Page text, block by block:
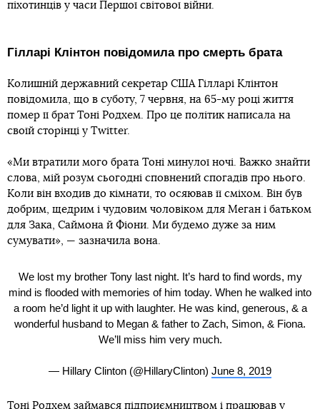
піхотинців у часи Першої світової війни.
Гілларі Клінтон повідомила про смерть брата
Колишній державний секретар США Гілларі Клінтон
повідомила, що в суботу, 7 червня, на 65-му році життя
помер її брат Тоні Родхем. Про це політик написала на
своїй сторінці у Twitter.
«Ми втратили мого брата Тоні минулої ночі. Важко знайти
слова, мій розум сьогодні сповнений спогадів про нього.
Коли він входив до кімнати, то осяював її сміхом. Він був
добрим, щедрим і чудовим чоловіком для Меган і батьком
для Зака, Саймона й Фіони. Ми будемо дуже за ним
сумувати», — зазначила вона.
We lost my brother Tony last night. It’s hard to find words, my
mind is flooded with memories of him today. When he walked into
a room he’d light it up with laughter. He was kind, generous, & a
wonderful husband to Megan & father to Zach, Simon, & Fiona.
We’ll miss him very much.
— Hillary Clinton (@HillaryClinton) June 8, 2019
Тоні Родхем займався підприємництвом і працював у